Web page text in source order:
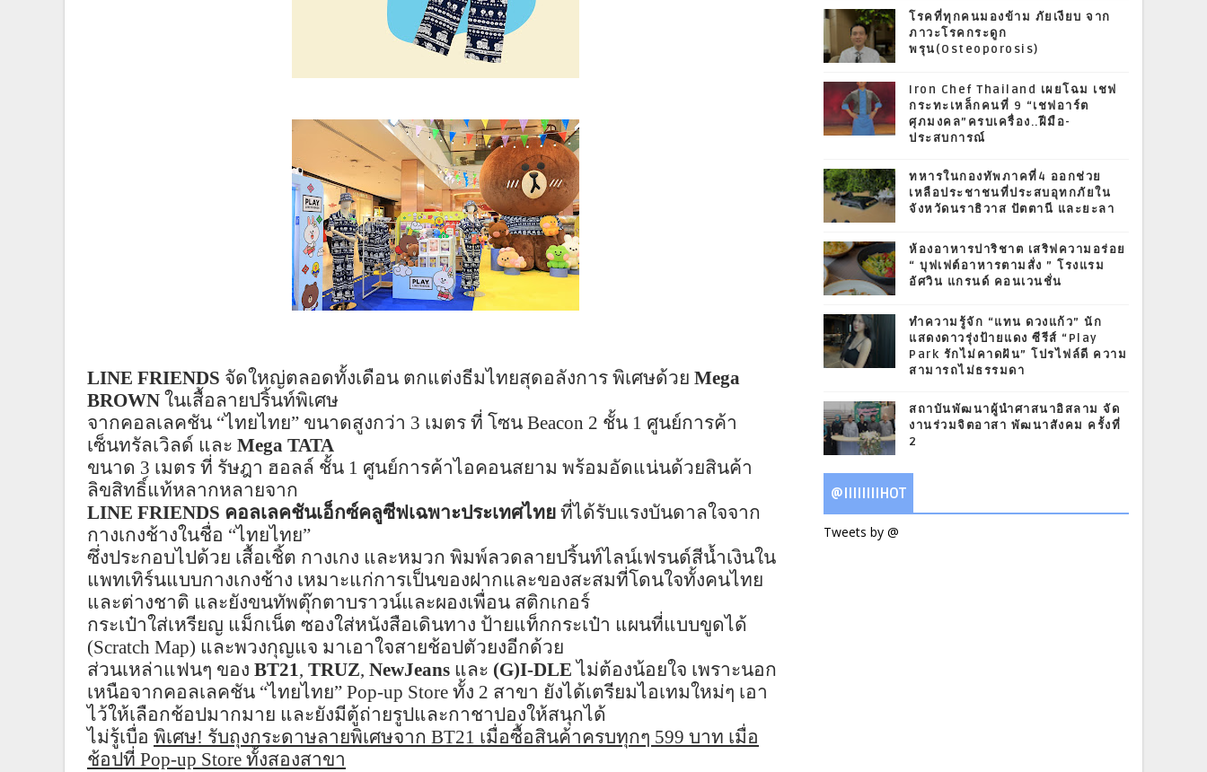
LINE FRIENDS จัดใหญ่ตลอดทั้งเดือน ตกแต่งธีมไทยสุดอลังการ พิเศษด้วย Mega
BROWN ในเสื้อลายปริ้นท์พิเศษ
จากคอลเลคชัน “ไทยไทย” ขนาดสูงกว่า 3 เมตร ที่ โซน Beacon 2 ชั้น 1 ศูนย์การค้า
เซ็นทรัลเวิลด์ และ Mega TATA
ขนาด 3 เมตร ที่ รัษฎา ฮอลล์ ชั้น 1 ศูนย์การค้าไอคอนสยาม พร้อมอัดแน่นด้วยสินค้า
ลิขสิทธิ์แท้หลากหลายจาก
LINE FRIENDS คอลเลคชันเอ็กซ์คลูซีฟเฉพาะประเทศไทย ที่ได้รับแรงบันดาลใจจาก
กางเกงช้างในชื่อ “ไทยไทย”
ซึ่งประกอบไปด้วย เสื้อเชิ้ต กางเกง และหมวก พิมพ์ลวดลายปริ้นท์ไลน์เฟรนด์สีน้ำเงินใน
แพทเทิร์นแบบกางเกงช้าง เหมาะแก่การเป็นของฝากและของสะสมที่โดนใจทั้งคนไทย
และต่างชาติ และยังขนทัพตุ๊กตาบราวน์และผองเพื่อน สติกเกอร์
กระเป๋าใส่เหรียญ แม็กเน็ต ซองใส่หนังสือเดินทาง ป้ายแท็กกระเป๋า แผนที่แบบขูดได้
(Scratch Map) และพวงกุญแจ มาเอาใจสายช้อปตัวยงอีกด้วย
ส่วนเหล่าแฟนๆ ของ BT21, TRUZ, NewJeans และ (G)I-DLE ไม่ต้องน้อยใจ เพราะนอก
เหนือจากคอลเลคชัน “ไทยไทย” Pop-up Store ทั้ง 2 สาขา ยังได้เตรียมไอเทมใหม่ๆ เอา
ไว้ให้เลือกช้อปมากมาย และยังมีตู้ถ่ายรูปและกาชาปองให้สนุกได้
ไม่รู้เบื่อ พิเศษ! รับถุงกระดาษลายพิเศษจาก BT21 เมื่อซื้อสินค้าครบทุกๆ 599 บาท เมื่อ
ช้อปที่ Pop-up Store ทั้งสองสาขา
โรคที่ทุกคนมองข้าม ภัยเงียบ จาก
ภาวะโรคกระดูก
พรุน(Osteoporosis)
Iron Chef Thailand เผยโฉม เชฟ
กระทะเหล็กคนที่ 9 “เชฟอาร์ต
ศุภมงคล”ครบเครื่อง..ฝีมือ-
ประสบการณ์
ทหารในกองทัพภาคที่4 ออกช่วย
เหลือประชาชนที่ประสบอุทกภัยใน
จังหวัดนราธิวาส ปัตตานี และยะลา
ห้องอาหารปาริชาต เสริฟความอร่อย
“ บุฟเฟต์อาหารตามสั่ง ” โรงแรม
อัศวิน แกรนด์ คอนเวนชั่น
ทำความรู้จัก “แทน ดวงแก้ว” นัก
แสดงดาวรุ่งป้ายแดง ซีรีส์ “Play
Park รักไม่คาดฝัน” โปรไฟล์ดี ความ
สามารถไม่ธรรมดา
สถาบันพัฒนาผู้นำศาสนาอิสลาม จัด
งานร่วมจิตอาสา พัฒนาสังคม ครั้งที่
2
@IIIIIIIIHOT
Tweets by @